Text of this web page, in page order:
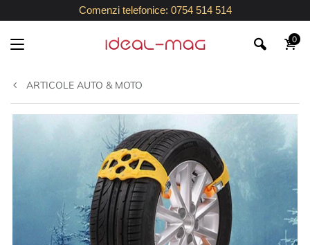
Comenzi telefonice: 0754 514 514
0
ARTICOLE AUTO & MOTO